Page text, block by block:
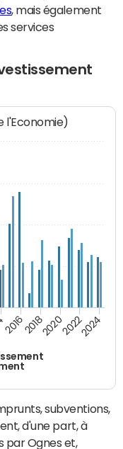
, mais également
services
l'Economie)
20162018202020222024
subventions,
d'une part, à
par Ognes et,